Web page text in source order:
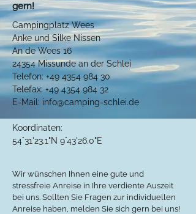
gern!
Campingplatz Wees
Anke und Silke Nissen
An de Wees 16
24354 Missunde an der Schlei
Telefon: +49 4354 984 30
Telefax: +49 4354 984 32
E-Mail: info@camping-schlei.de
Koordinaten:
54°31'23.1"N 9°43'26.0"E
Wir wünschen Ihnen eine gute und
stressfreie Anreise in Ihre verdiente Auszeit
bei uns. Sollten Sie Fragen zur individuellen
Anreise haben, melden Sie sich gern bei uns!